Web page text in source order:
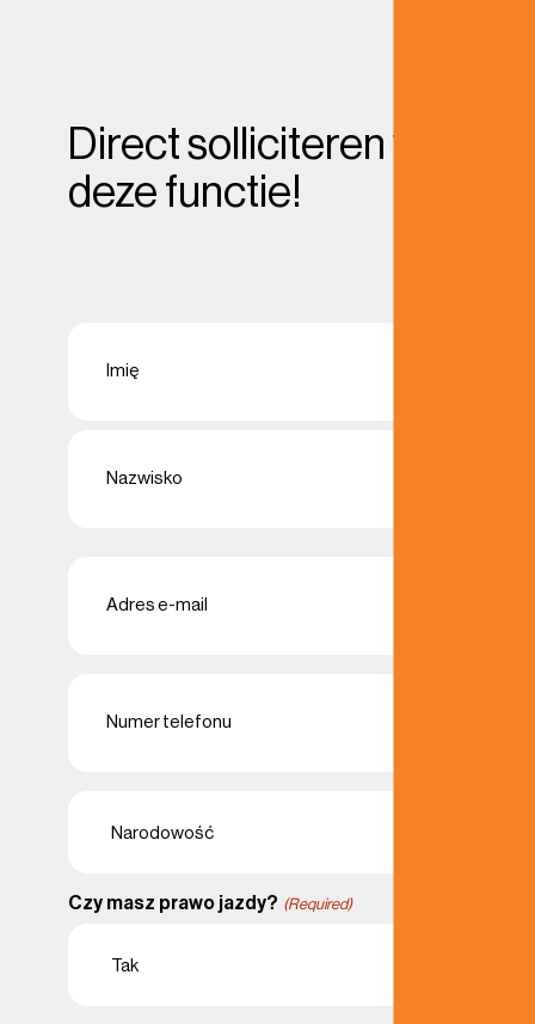
Direct solliciteren voor
deze functie!
(Required)
(Required)
Czy masz prawo jazdy? (Required)